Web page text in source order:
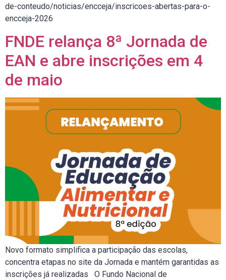
de-conteudo/noticias/encceja/inscricoes-abertas-para-o-
encceja-2026
FNDE relança 8ª Jornada de
EAN e abre inscrições em 4
de maio
Novo formato simplifica a participação das escolas,
concentra etapas no site da Jornada e mantém garantidas as
inscrições já realizadas O Fundo Nacional de